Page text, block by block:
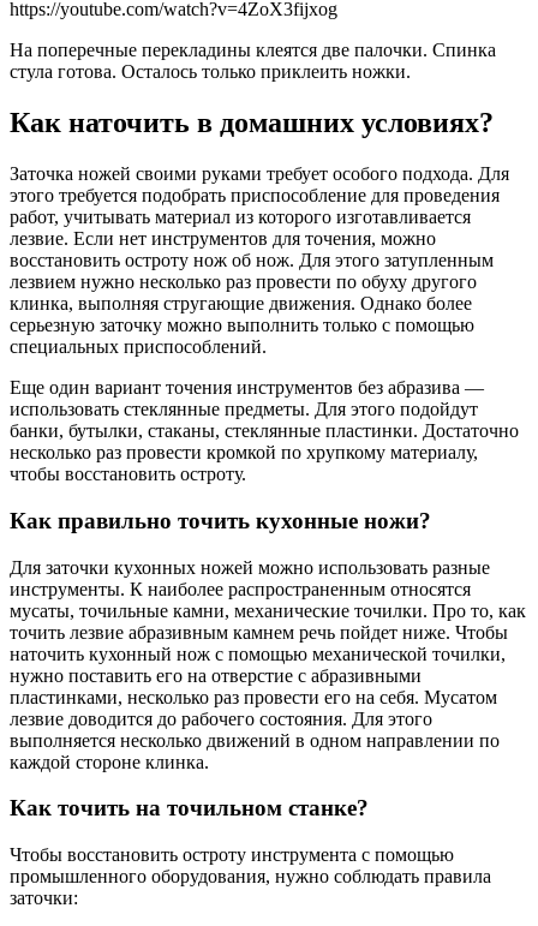
https://youtube.com/watch?v=4ZoX3fijxog
На поперечные перекладины клеятся две палочки. Спинка
стула готова. Осталось только приклеить ножки.
Как наточить в домашних условиях?
Заточка ножей своими руками требует особого подхода. Для
этого требуется подобрать приспособление для проведения
работ, учитывать материал из которого изготавливается
лезвие. Если нет инструментов для точения, можно
восстановить остроту нож об нож. Для этого затупленным
лезвием нужно несколько раз провести по обуху другого
клинка, выполняя стругающие движения. Однако более
серьезную заточку можно выполнить только с помощью
специальных приспособлений.
Еще один вариант точения инструментов без абразива —
использовать стеклянные предметы. Для этого подойдут
банки, бутылки, стаканы, стеклянные пластинки. Достаточно
несколько раз провести кромкой по хрупкому материалу,
чтобы восстановить остроту.
Как правильно точить кухонные ножи?
Для заточки кухонных ножей можно использовать разные
инструменты. К наиболее распространенным относятся
мусаты, точильные камни, механические точилки. Про то, как
точить лезвие абразивным камнем речь пойдет ниже. Чтобы
наточить кухонный нож с помощью механической точилки,
нужно поставить его на отверстие с абразивными
пластинками, несколько раз провести его на себя. Мусатом
лезвие доводится до рабочего состояния. Для этого
выполняется несколько движений в одном направлении по
каждой стороне клинка.
Как точить на точильном станке?
Чтобы восстановить остроту инструмента с помощью
промышленного оборудования, нужно соблюдать правила
заточки: